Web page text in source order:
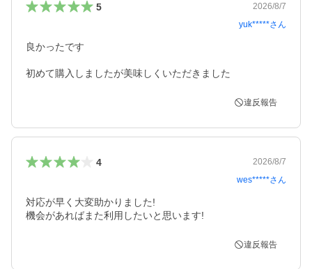
5
2026/8/7
yuk*****さん
良かったです
初めて購入しましたが美味しくいただきました
違反報告
4
2026/8/7
wes*****さん
対応が早く大変助かりました!
機会があればまた利用したいと思います!
違反報告